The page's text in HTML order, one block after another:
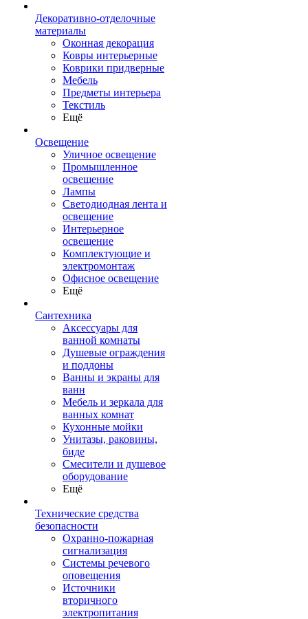
Декоративно-отделочные
материалы
Оконная декорация
Ковры интерьерные
Коврики придверные
Мебель
Предметы интерьера
Текстиль
Ещё
Освещение
Уличное освещение
Промышленное
освещение
Лампы
Светодиодная лента и
освещение
Интерьерное
освещение
Комплектующие и
электромонтаж
Офисное освещение
Ещё
Сантехника
Аксессуары для
ванной комнаты
Душевые ограждения
и поддоны
Ванны и экраны для
ванн
Мебель и зеркала для
ванных комнат
Кухонные мойки
Унитазы, раковины,
биде
Смесители и душевое
оборудование
Ещё
Технические средства
безопасности
Охранно-пожарная
сигнализация
Системы речевого
оповещения
Источники
вторичного
электропитания